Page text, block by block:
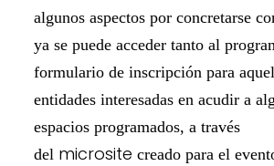
algunos aspectos por concretarse
ya se puede acceder tanto al
formulario de inscripción para
entidades interesadas en acudir a
espacios programados, a través
del microsite creado para el